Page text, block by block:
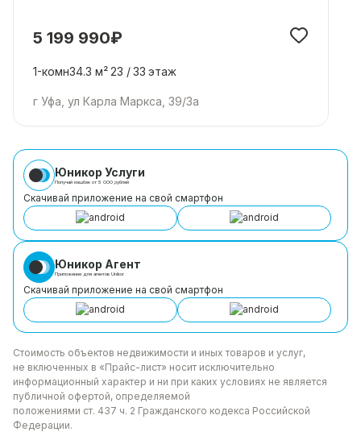
5 199 990₽
1-комн34.3 м²23 /33 этаж
г Уфа, ул Карла Маркса, 39/3а
Юникор Услуги
Получай кешбэк от 5 000 рублей
Скачивай приложение на свой смартфон
Юникор Агент
Приложение для агентов Unikor
Скачивай приложение на свой смартфон
Стоимость объектов недвижимости и иных товаров и услуг,
не включенных в «Прайс-лист» носит исключительно
информационный характер и ни при каких условиях не является
публичной офертой, определяемой
положениями ст. 437 ч. 2 Гражданского кодекса Российской
Федерации.